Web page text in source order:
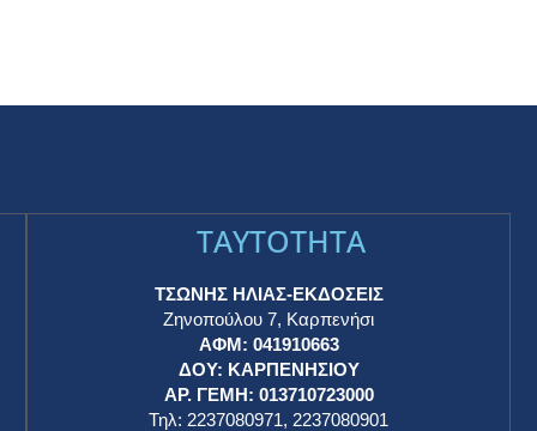
Σε νέα παράταση το έργο αποκατάστασης και
αναβάθμισης του Δημοτικού Κολυμβητηρίου
Καρπενησίου
15 Μαΐου 2026